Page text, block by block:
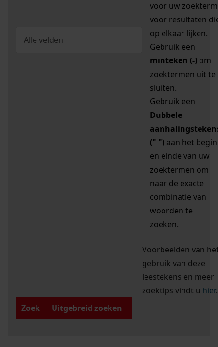
voor uw zoekterm
voor resultaten
op elkaar lijken.
Gebruik een
minteken (-) om
zoektermen uit te
sluiten.
Gebruik een
Dubbele
(" ") aan het begin
en einde van uw
zoektermen om
naar de exacte
combinatie van
woorden te
zoeken.
Voorbeelden van
gebruik van deze
leestekens en meer
zoektips vindt u hier.
Zoek
Uitgebreid zoeken